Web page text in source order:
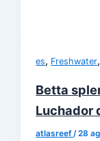
es, Freshwater,
Betta
Luchador
atlasreef /28